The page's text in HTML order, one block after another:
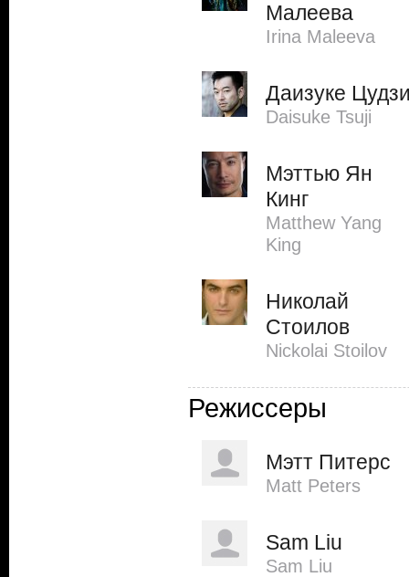
Малеева
Irina Maleeva
Даизуке
Daisuke Tsuji
Мэттью Ян
Кинг
Matthew Yang
King
Николай
Стоилов
Nickolai Stoilov
Режиссеры
Мэтт Питерс
Matt Peters
Sam Liu
Sam Liu